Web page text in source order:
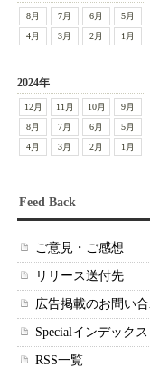
8月 7月 6月
5月
4月
3月 2月 1月
2024年
12月 11月 10月
9月
8月
7月 6月
5月
4月
3月 2月 1月
Feed Back
ご意見・ご感想
リリース送付先
広告掲載のお問い
Specialインデックス
RSS一覧